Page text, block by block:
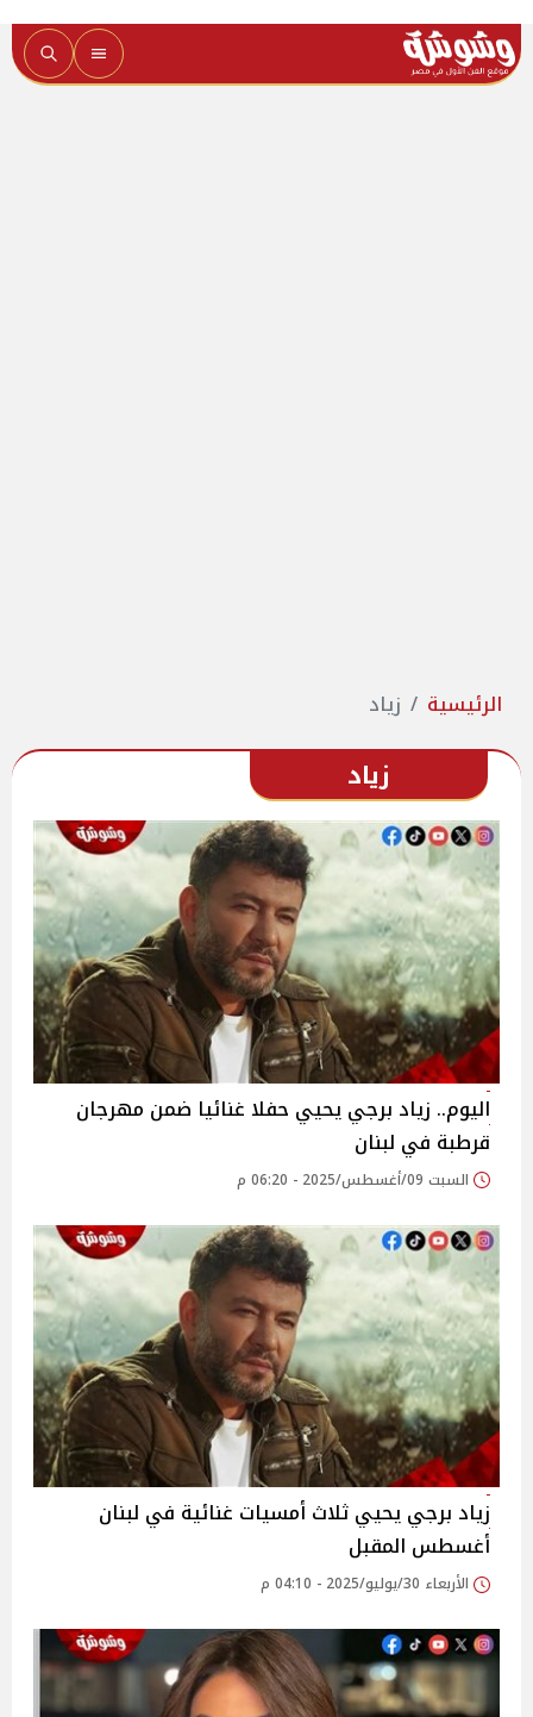
الرئيسية زياد
زياد
اليوم.. زياد برجي يحيي حفلا غنائيا ضمن مهرجان
قرطبة في لبنان
السبت 09/أغسطس/2025 - 06:20 م
زياد برجي يحيي ثلاث أمسيات غنائية في لبنان
أغسطس المقبل ‎
الأربعاء 30/يوليو/2025 - 04:10 م